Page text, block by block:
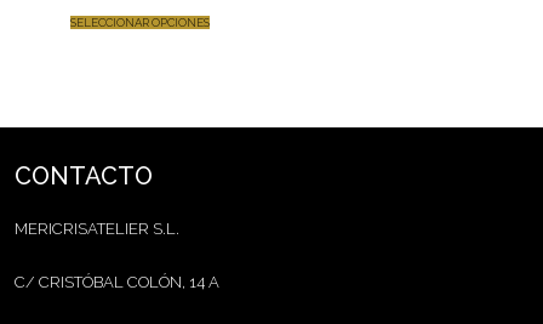
SELECCIONAR OPCIONES
CONTACTO
MERICRISATELIER S.L.
C/ CRISTÓBAL COLÓN, 14 A